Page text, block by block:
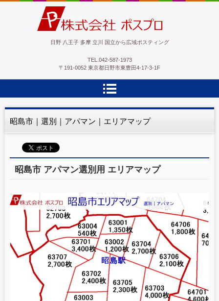
ポスプロ|GPSポスティング100％
日野 八王子 多摩 立川 国立から広域ポスティング
TEL. 042-587-1973
〒191-0052 東京都日野市東豊田4-17-3-1F
昭島市｜選別｜アパマン｜エリアマップ
昭島市 アパマン選別用 エリアマップ